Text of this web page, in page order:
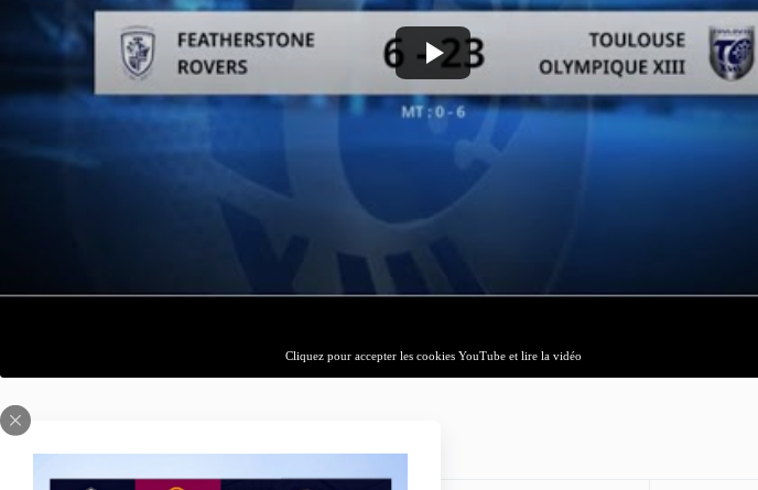
Cliquez pour accepter les cookies YouTube et lire la vidéo